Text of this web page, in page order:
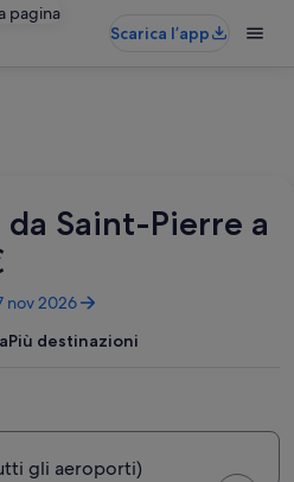
pagina
Scarica l’app
Saint-Pierre a
nov 2026
Più destinazioni
gli aeroporti)